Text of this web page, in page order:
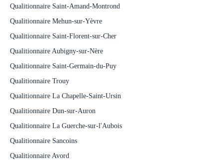
Qualitionnaire Saint-Amand-Montrond
Qualitionnaire Mehun-sur-Yèvre
Qualitionnaire Saint-Florent-sur-Cher
Qualitionnaire Aubigny-sur-Nère
Qualitionnaire Saint-Germain-du-Puy
Qualitionnaire Trouy
Qualitionnaire La Chapelle-Saint-Ursin
Qualitionnaire Dun-sur-Auron
Qualitionnaire La Guerche-sur-l'Aubois
Qualitionnaire Sancoins
Qualitionnaire Avord